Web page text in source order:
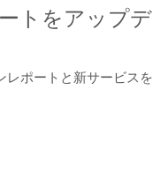
トをアップデ
ポートと新サービス